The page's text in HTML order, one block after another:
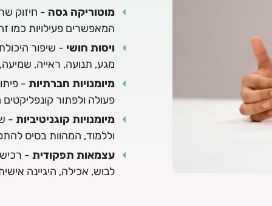
מוטוריקה גסה - חיזוק
המאפשרים פעילויות כמו
ויסות חושי - שיפור
מגע, תנועה, ראייה,
מיומנויות חברתיות -
פעולה ולפתור
מיומנויות קוגניטיביות -
וללמוד, המהוות בסיס
עצמאות תפקודית -
לבוש, אכילה, היגיינה